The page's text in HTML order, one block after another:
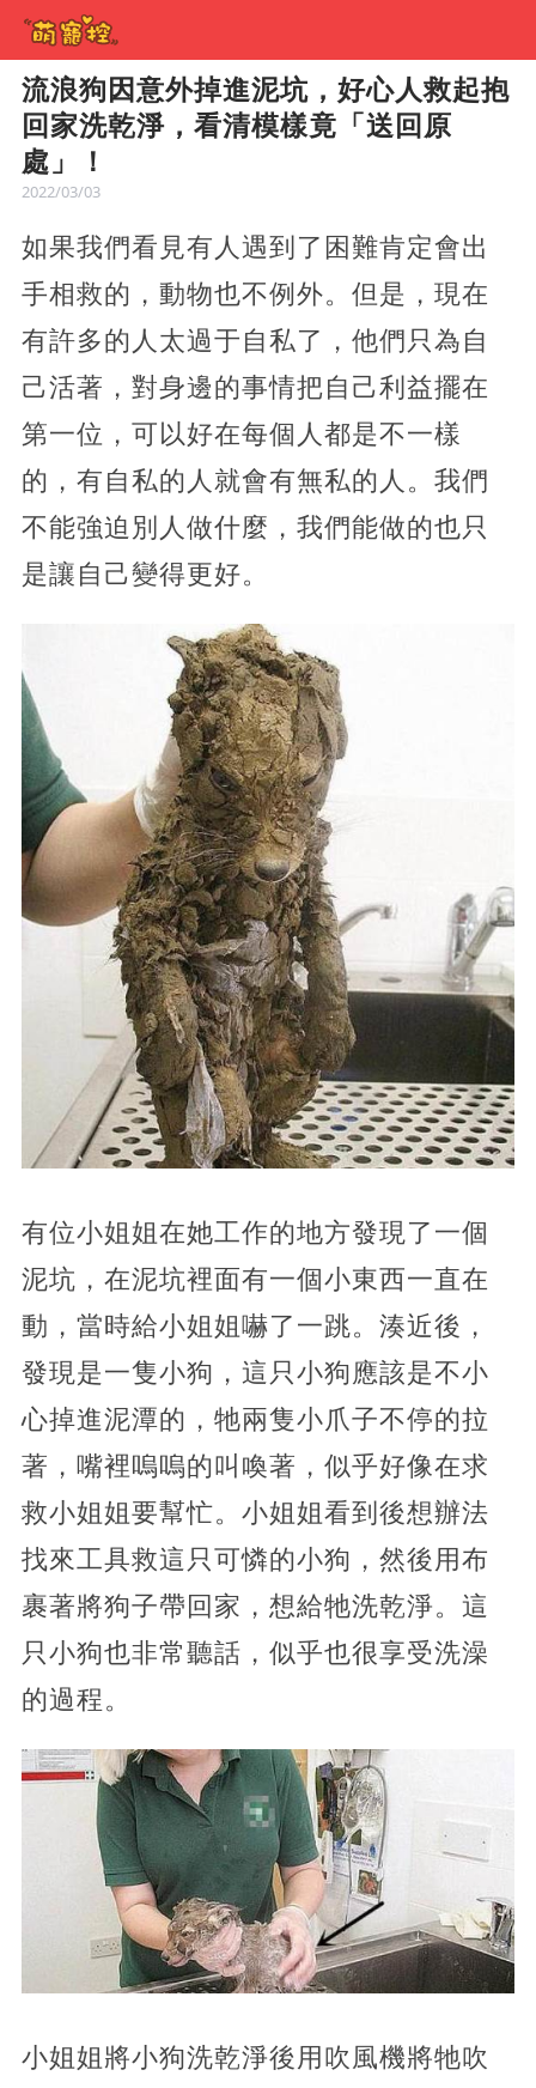
流浪狗因意外掉進泥坑，好心人救起抱
回家洗乾淨，看清模樣竟「送回原
處」！
2022/03/03
如果我們看見有人遇到了困難肯定會出
手相救的，動物也不例外。但是，現在
有許多的人太過于自私了，他們只為自
己活著，對身邊的事情把自己利益擺在
第一位，可以好在每個人都是不一樣
的，有自私的人就會有無私的人。我們
不能強迫別人做什麼，我們能做的也只
是讓自己變得更好。
有位小姐姐在她工作的地方發現了一個
泥坑，在泥坑裡面有一個小東西一直在
動，當時給小姐姐嚇了一跳。湊近後，
發現是一隻小狗，這只小狗應該是不小
心掉進泥潭的，牠兩隻小爪子不停的拉
著，嘴裡嗚嗚的叫喚著，似乎好像在求
救小姐姐要幫忙。小姐姐看到後想辦法
找來工具救這只可憐的小狗，然後用布
裹著將狗子帶回家，想給牠洗乾淨。這
只小狗也非常聽話，似乎也很享受洗澡
的過程。
小姐姐將小狗洗乾淨後用吹風機將牠吹